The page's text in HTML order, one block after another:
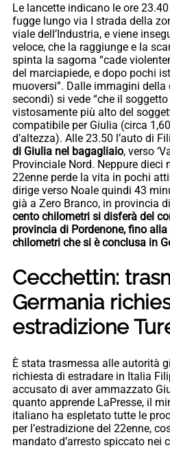
Le lancette indicano le ore
fugge lungo via I strada della
viale dell’Industria, e viene
veloce, che la raggiunge e la
spinta la sagoma “cade
del marciapiede, e dopo pochi
muoversi”. Dalle immagini della
secondi) si vede “che il
vistosamente più alto del
compatibile per Giulia (circa
d’altezza). Alle 23.50 l’auto di
di Giulia nel bagagliaio, verso
Provinciale Nord. Neppure dieci
22enne perde la vita in pochi
dirige verso Noale quindi 43
già a Zero Branco, in provincia
cento chilometri si disferà del
provincia di Pordenone, fino
chilometri che si è conclusa in
Cecchettin:
Germania
estradizione
È stata trasmessa alle autorità
richiesta di estradare in Italia
accusato di aver ammazzato
quanto apprende LaPresse, il
italiano ha espletato tutte le
per l’estradizione del 22enne,
mandato d’arresto spiccato nei